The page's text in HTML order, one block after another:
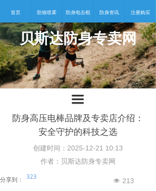
贝斯达防身专卖网
首页 防狼喷雾 防身电击棍 防身资讯 注册购买
넡
防身高压电棒品牌及专卖店介绍：
安全守护的科技之选
넶 213
分享到： 323
创建时间： 2025-12-21 10:13
作者：贝斯达防身专卖网
끀